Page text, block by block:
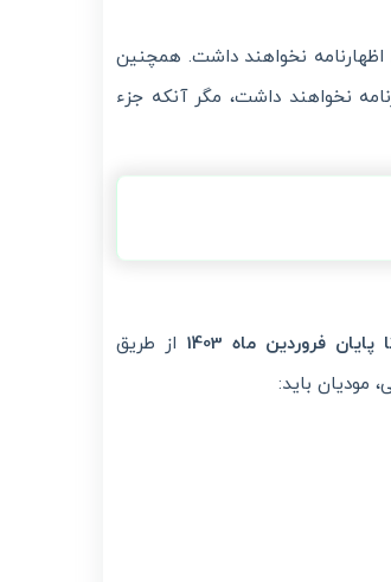
اظهارنامه نخواهند داشت. همچنین
نخواهند داشت، مگر آنکه جزء
پایان فروردین ماه 1403
از طریق
مودیان باید: